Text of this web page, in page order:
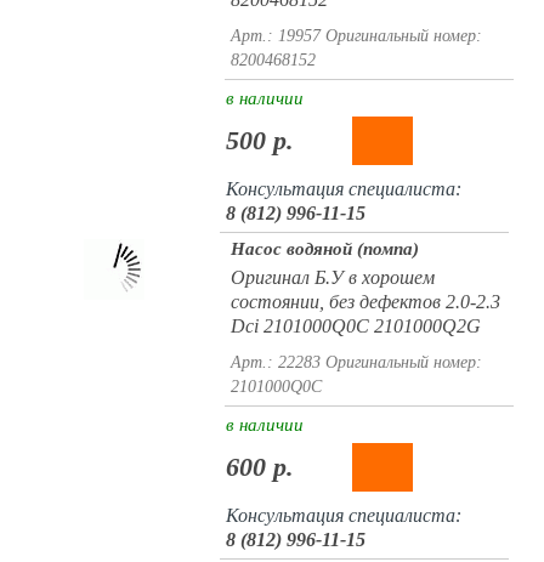
Арт.: 19957 Оригинальный номер:
8200468152
в наличии
500 р.
Консультация специалиста:
8 (812) 996-11-15
Насос водяной (помпа)
Оригинал Б.У в хорошем
состоянии, без дефектов 2.0-2.3
Dci 2101000Q0C 2101000Q2G
Арт.: 22283 Оригинальный номер:
2101000Q0C
в наличии
600 р.
Консультация специалиста:
8 (812) 996-11-15